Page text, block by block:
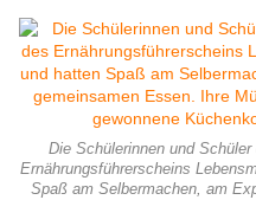
Die Schülerinnen und
Ernährungsführerscheins
Spaß am Selbermachen, am